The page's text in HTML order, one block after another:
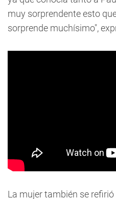
muy sorprendente esto
sorprende muchísimo",
La mujer también se